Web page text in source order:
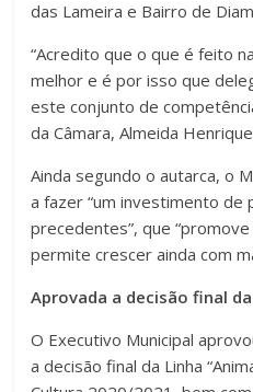
das Lameira e Bairro de
“Acredito que o que é feito
melhor e é por isso que
este conjunto de
da Câmara, Almeida
Ainda segundo o autarca, o
a fazer “um investimento de
precedentes”, que
permite crescer ainda com
Aprovada a decisão final da
O Executivo Municipal
a decisão final da Linha